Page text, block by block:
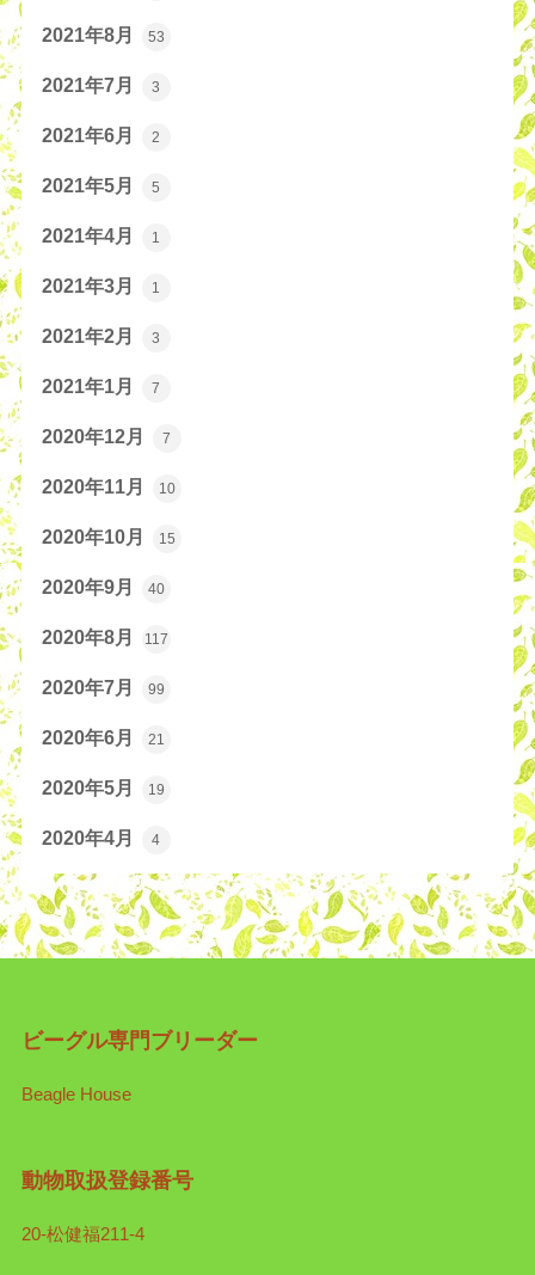
2021年8月 53
2021年7月 3
2021年6月 2
2021年5月 5
2021年4月 1
2021年3月 1
2021年2月 3
2021年1月 7
2020年12月 7
2020年11月 10
2020年10月 15
2020年9月 40
2020年8月 117
2020年7月 99
2020年6月 21
2020年5月 19
2020年4月 4
ビーグル専門ブリーダー
Beagle House
動物取扱登録番号
20-松健福211-4